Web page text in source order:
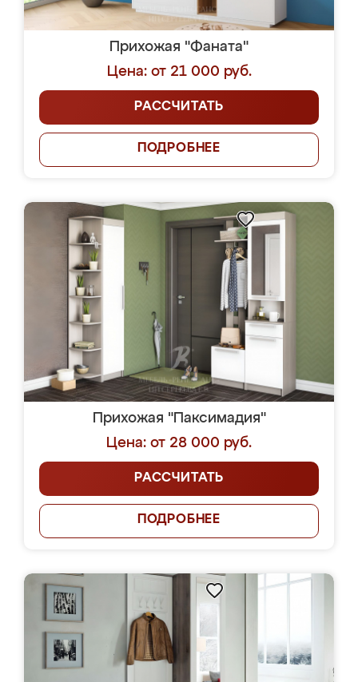
Прихожая "Фаната"
Цена: от 21 000 руб.
РАССЧИТАТЬ
ПОДРОБНЕЕ
Прихожая "Паксимадия"
Цена: от 28 000 руб.
РАССЧИТАТЬ
ПОДРОБНЕЕ